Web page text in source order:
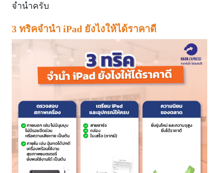
จำนำครับ
3 ทริคจำนำ iPad ยังไงให้ได้ราคาดี